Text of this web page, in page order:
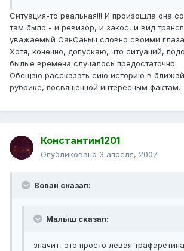
Ситуация-то реальная!!! И произошла она
там было - и ревизор, и закос, и вид
уважаемый СанСаныч словно своими
Хотя, конечно, допускаю, что ситуаций,
былые времена случалось предостаточно.
Обещаю рассказать сию историю в
рубрике, посвященной интересным фактам.
Константин1201
Опубликовано 3 апреля, 2007
Вован сказал:
Малыш сказал:
значит, это просто левая